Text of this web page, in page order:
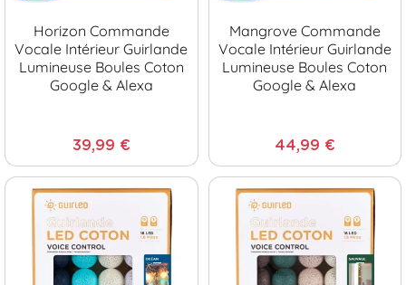
Horizon Commande
Vocale Intérieur Guirlande
Lumineuse Boules Coton
Google & Alexa
39,99 €
Mangrove Commande
Vocale Intérieur Guirlande
Lumineuse Boules Coton
Google & Alexa
44,99 €